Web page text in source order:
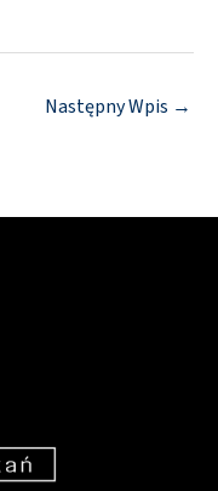
Następny Wpis →